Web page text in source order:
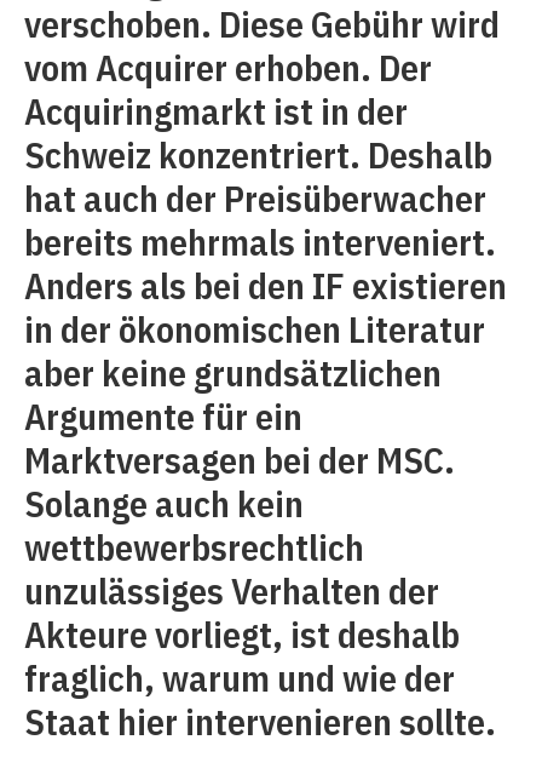
verschoben. Diese Gebühr wird
vom Acquirer erhoben. Der
Acquiringmarkt ist in der
Schweiz konzentriert. Deshalb
hat auch der Preisüberwacher
bereits mehrmals interveniert.
Anders als bei den IF existieren
in der ökonomischen Literatur
aber keine grundsätzlichen
Argumente für ein
Marktversagen bei der MSC.
Solange auch kein
wettbewerbsrechtlich
unzulässiges Verhalten der
Akteure vorliegt, ist deshalb
fraglich, warum und wie der
Staat hier intervenieren sollte.